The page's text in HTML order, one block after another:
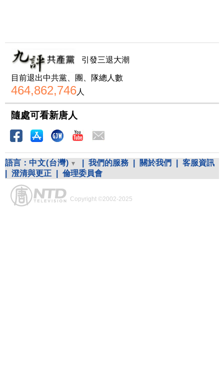
引發三退大潮
目前退出中共黨、團、隊總人數
464,862,746人
隨處可看新唐人
語言： 中文(台灣) 我們的服務 關於我們
客服資訊
澄清與更正 倫理委員會
Copyright ©2002-2025